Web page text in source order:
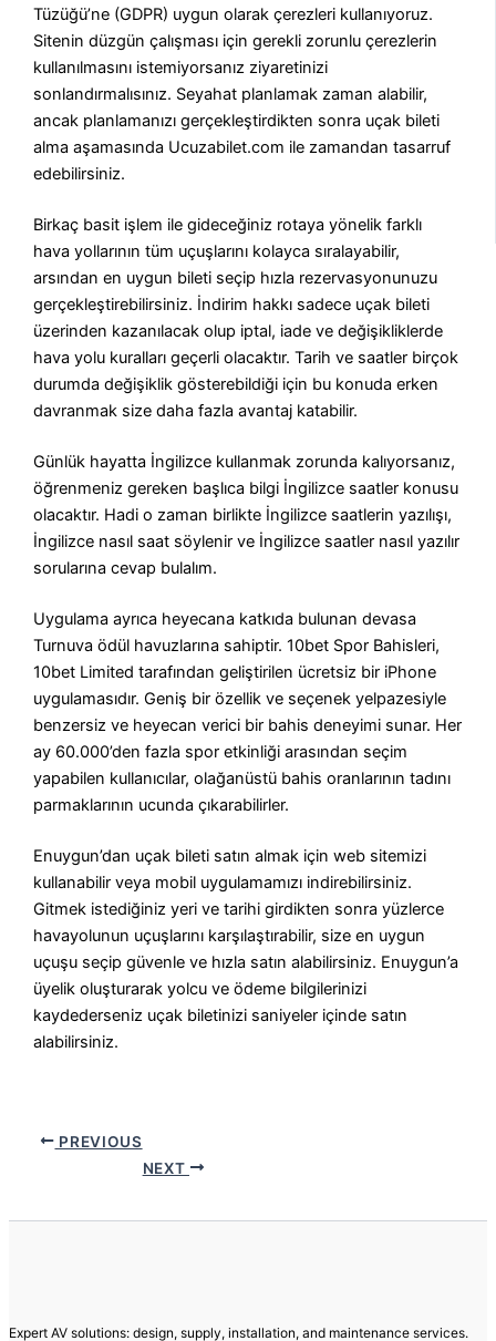
Tüzüğü’ne (GDPR) uygun olarak çerezleri kullanıyoruz.
Sitenin düzgün çalışması için gerekli zorunlu çerezlerin
kullanılmasını istemiyorsanız ziyaretinizi
sonlandırmalısınız. Seyahat planlamak zaman alabilir,
ancak planlamanızı gerçekleştirdikten sonra uçak bileti
alma aşamasında Ucuzabilet.com ile zamandan tasarruf
edebilirsiniz.
Birkaç basit işlem ile gideceğiniz rotaya yönelik farklı
hava yollarının tüm uçuşlarını kolayca sıralayabilir,
arsından en uygun bileti seçip hızla rezervasyonunuzu
gerçekleştirebilirsiniz. İndirim hakkı sadece uçak bileti
üzerinden kazanılacak olup iptal, iade ve değişikliklerde
hava yolu kuralları geçerli olacaktır. Tarih ve saatler birçok
durumda değişiklik gösterebildiği için bu konuda erken
davranmak size daha fazla avantaj katabilir.
Günlük hayatta İngilizce kullanmak zorunda kalıyorsanız,
öğrenmeniz gereken başlıca bilgi İngilizce saatler konusu
olacaktır. Hadi o zaman birlikte İngilizce saatlerin yazılışı,
İngilizce nasıl saat söylenir ve İngilizce saatler nasıl yazılır
sorularına cevap bulalım.
Uygulama ayrıca heyecana katkıda bulunan devasa
Turnuva ödül havuzlarına sahiptir. 10bet Spor Bahisleri,
10bet Limited tarafından geliştirilen ücretsiz bir iPhone
uygulamasıdır. Geniş bir özellik ve seçenek yelpazesiyle
benzersiz ve heyecan verici bir bahis deneyimi sunar. Her
ay 60.000’den fazla spor etkinliği arasından seçim
yapabilen kullanıcılar, olağanüstü bahis oranlarının tadını
parmaklarının ucunda çıkarabilirler.
Enuygun’dan uçak bileti satın almak için web sitemizi
kullanabilir veya mobil uygulamamızı indirebilirsiniz.
Gitmek istediğiniz yeri ve tarihi girdikten sonra yüzlerce
havayolunun uçuşlarını karşılaştırabilir, size en uygun
uçuşu seçip güvenle ve hızla satın alabilirsiniz. Enuygun’a
üyelik oluşturarak yolcu ve ödeme bilgilerinizi
kaydederseniz uçak biletinizi saniyeler içinde satın
alabilirsiniz.
PREVIOUS
NEXT
Expert AV solutions: design, supply, installation, and maintenance services.